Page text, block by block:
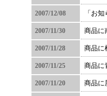
2007/12/08 「お
2007/11/30 商品に
2007/11/28 商品に
2007/11/25 商品に
2007/11/20 商品に